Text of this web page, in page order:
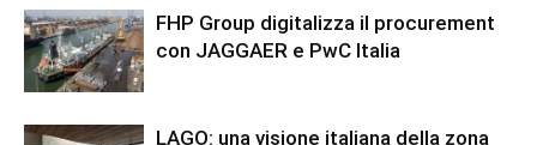
FHP Group digitalizza il procurement
con JAGGAER e PwC Italia
LAGO: una visione italiana della zona